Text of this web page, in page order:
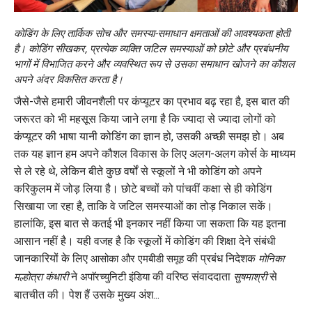
कोडिंग के लिए तार्किक सोच और समस्या-समाधान क्षमताओं की आवश्यकता होती
है। कोडिंग सीखकर, प्रत्येक व्यक्ति जटिल समस्याओं को छोटे और प्रबंधनीय
भागों में विभाजित करने और व्यवस्थित रूप से उसका समाधान खोजने का कौशल
अपने अंदर विकसित करता है।
जैसे-जैसे हमारी जीवनशैली पर कंप्यूटर का प्रभाव बढ़ रहा है, इस बात की
जरूरत को भी महसूस किया जाने लगा है कि ज्यादा से ज्यादा लोगों को
कंप्यूटर की भाषा यानी कोडिंग का ज्ञान हो, उसकी अच्छी समझ हो। अब
तक यह ज्ञान हम अपने कौशल विकास के लिए अलग-अलग कोर्स के माध्यम
से ले रहे थे, लेकिन बीते कुछ वर्षों से स्कूलों ने भी कोडिंग को अपने
करिकुलम में जोड़ लिया है। छोटे बच्चों को पांचवीं कक्षा से ही कोडिंग
सिखाया जा रहा है, ताकि वे जटिल समस्याओं का तोड़ निकाल सकें।
हालांकि, इस बात से कतई भी इनकार नहीं किया जा सकता कि यह इतना
आसान नहीं है। यही वजह है कि स्कूलों में कोडिंग की शिक्षा देने संबंधी
जानकारियों के लिए आसोका और एमबीडी समूहकी प्रबंध निदेशक मोनिका
मल्होत्रा कंधारीनेअपाॅरच्युनिटी इंडियाकी वरिष्ठ संवाददाता सुषमाश्रीसे
बातचीत की। पेश हैं उसके मुख्य अंश...